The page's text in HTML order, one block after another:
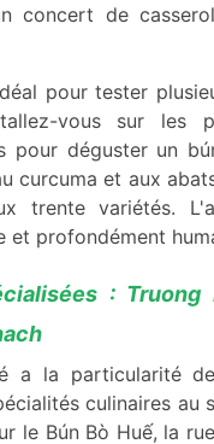
concert de
pour tester
vous sur les
pour déguster un
curcuma et aux
trente variétés.
et profondément
: Truong
a la particularité
culinaires au
le Bún Bò Huế, la